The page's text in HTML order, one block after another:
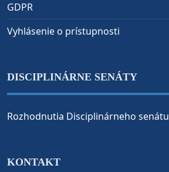
GDPR
Vyhlásenie o prístupnosti
DISCIPLINÁRNE SENÁTY
Rozhodnutia Disciplinárneho senátu
KONTAKT